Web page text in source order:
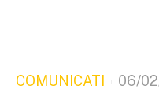
COMUNICATI 06/